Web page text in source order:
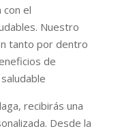
con el
Nuestro
tanto por dentro
de
recibirás una
Desde la